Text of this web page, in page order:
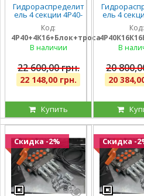
Гидрораспределит
ель 4 секции 4Р40-
К16К16К16К16 с
плавающим
положением на
всех секциях, троса
штуцера
Код:
4Р40+4К16+Блок+троса
В наличии
22 600,00 грн.
22 148,00 грн.
Купить
ель 4
секции,
блок
Код:
В
20
20
Скидка -2% Скидка -